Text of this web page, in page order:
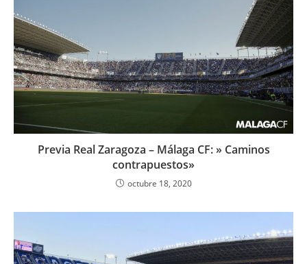
Previa Real Zaragoza – Málaga CF: » Caminos
contrapuestos»
octubre 18, 2020